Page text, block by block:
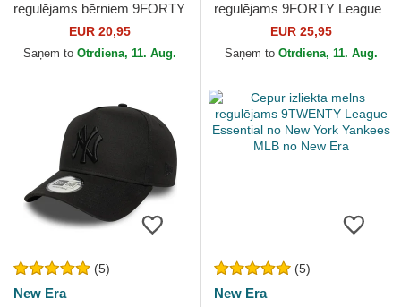
regulējams bērniem 9FORTY
League Essential no New
York Yankees MLB no New
EUR 20,95
Saņem to Otrdiena, 11. Aug.
regulējams 9FORTY League
Essential no New York
Yankees MLB no New Era
EUR 25,95
Saņem to Otrdiena, 11. Aug.
(5)
New Era
(5)
New Era